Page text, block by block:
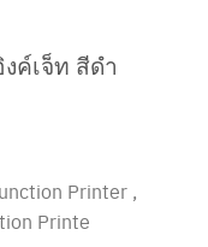
ค์เจ็ท สีดำ
Printer ,
Printe